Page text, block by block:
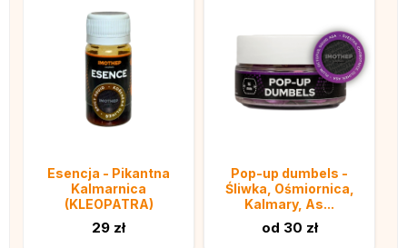
Esencja - Pikantna
Kalmarnica
(KLEOPATRA)
29 zł
Pop-up dumbels -
Śliwka, Ośmiornica,
Kalmary, As...
od 30 zł